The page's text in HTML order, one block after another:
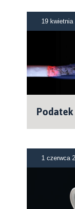
19 kwietnia
1 czerwca